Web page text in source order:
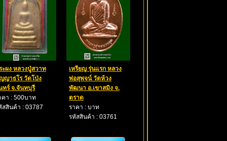
ะผง หลวงปู่สวาท
ญาธโร วัดโป่ง
ทร์ จ.จันทบุรี
คา : 500บาท
สสินค้า : 03787
เหรียญ รุ่นแรก หลวง
พ่อสุพจน์ วัดห้วง
พัฒนา อ.เขาสมิง จ.
ตราด
ราคา : บาท
รหัสสินค้า : 03761